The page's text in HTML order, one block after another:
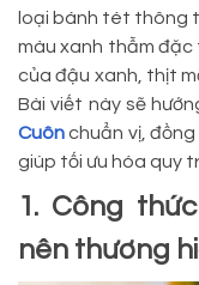
loại bánh tét thông
màu xanh thẫm đặc
của đậu xanh, thịt
Bài viết này sẽ
Cuônchuẩn vị,
giúp tối ưu hóa quy
1. Công
nên thương